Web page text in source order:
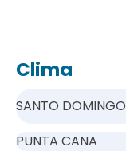
Clima
SANTO DOMINGO
PUNTA CANA